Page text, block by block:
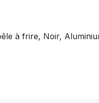
à frire, Noir,